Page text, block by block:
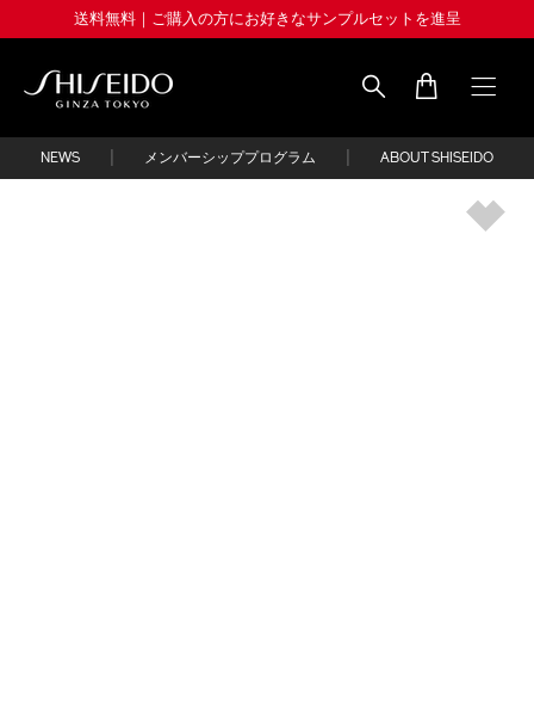
content
送料無料｜ご購入の方にお好きなサンプルセットを進呈
Shiseido
NEWS メンバーシッププログラム ABOUT SHISEIDO